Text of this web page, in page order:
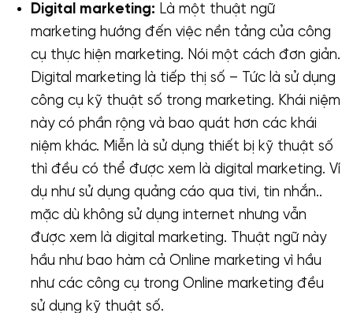
Digital marketing: Là một thuật ngữ
marketing hướng đến việc nền tảng của công
cụ thực hiện marketing. Nói một cách đơn giản.
Digital marketing là tiếp thị số – Tức là sử dụng
công cụ kỹ thuật số trong marketing. Khái niệm
này có phần rộng và bao quát hơn các khái
niệm khác. Miễn là sử dụng thiết bị kỹ thuật số
thì đều có thể được xem là digital marketing. Ví
dụ như sử dụng quảng cáo qua tivi, tin nhắn..
mặc dù không sử dụng internet nhưng vẫn
được xem là digital marketing. Thuật ngữ này
hầu như bao hàm cả Online marketing vì hầu
như các công cụ trong Online marketing đều
sử dụng kỹ thuật số.